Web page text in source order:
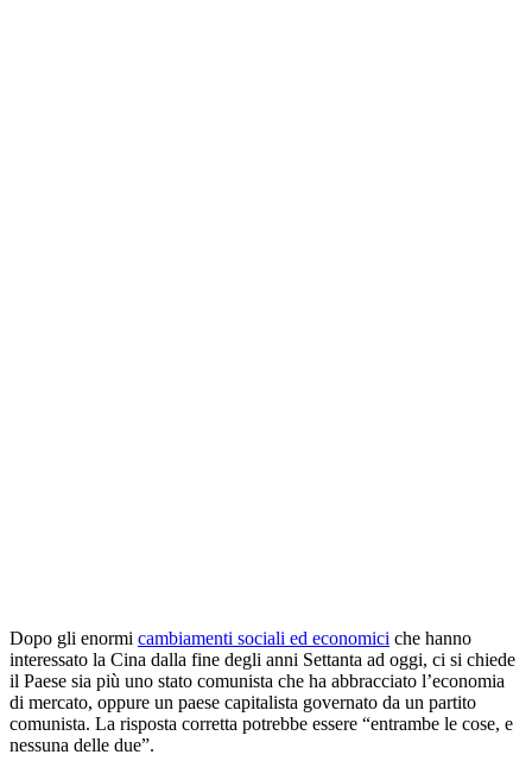
Dopo gli enormi cambiamenti sociali ed economici che hanno
interessato la Cina dalla fine degli anni Settanta ad oggi, ci si chiede
il Paese sia più uno stato comunista che ha abbracciato l’economia
di mercato, oppure un paese capitalista governato da un partito
comunista. La risposta corretta potrebbe essere “entrambe le cose, e
nessuna delle due”.